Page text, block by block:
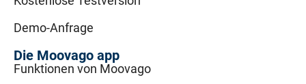
Demo-Anfrage
Die Moovago app
Funktionen von Moovago